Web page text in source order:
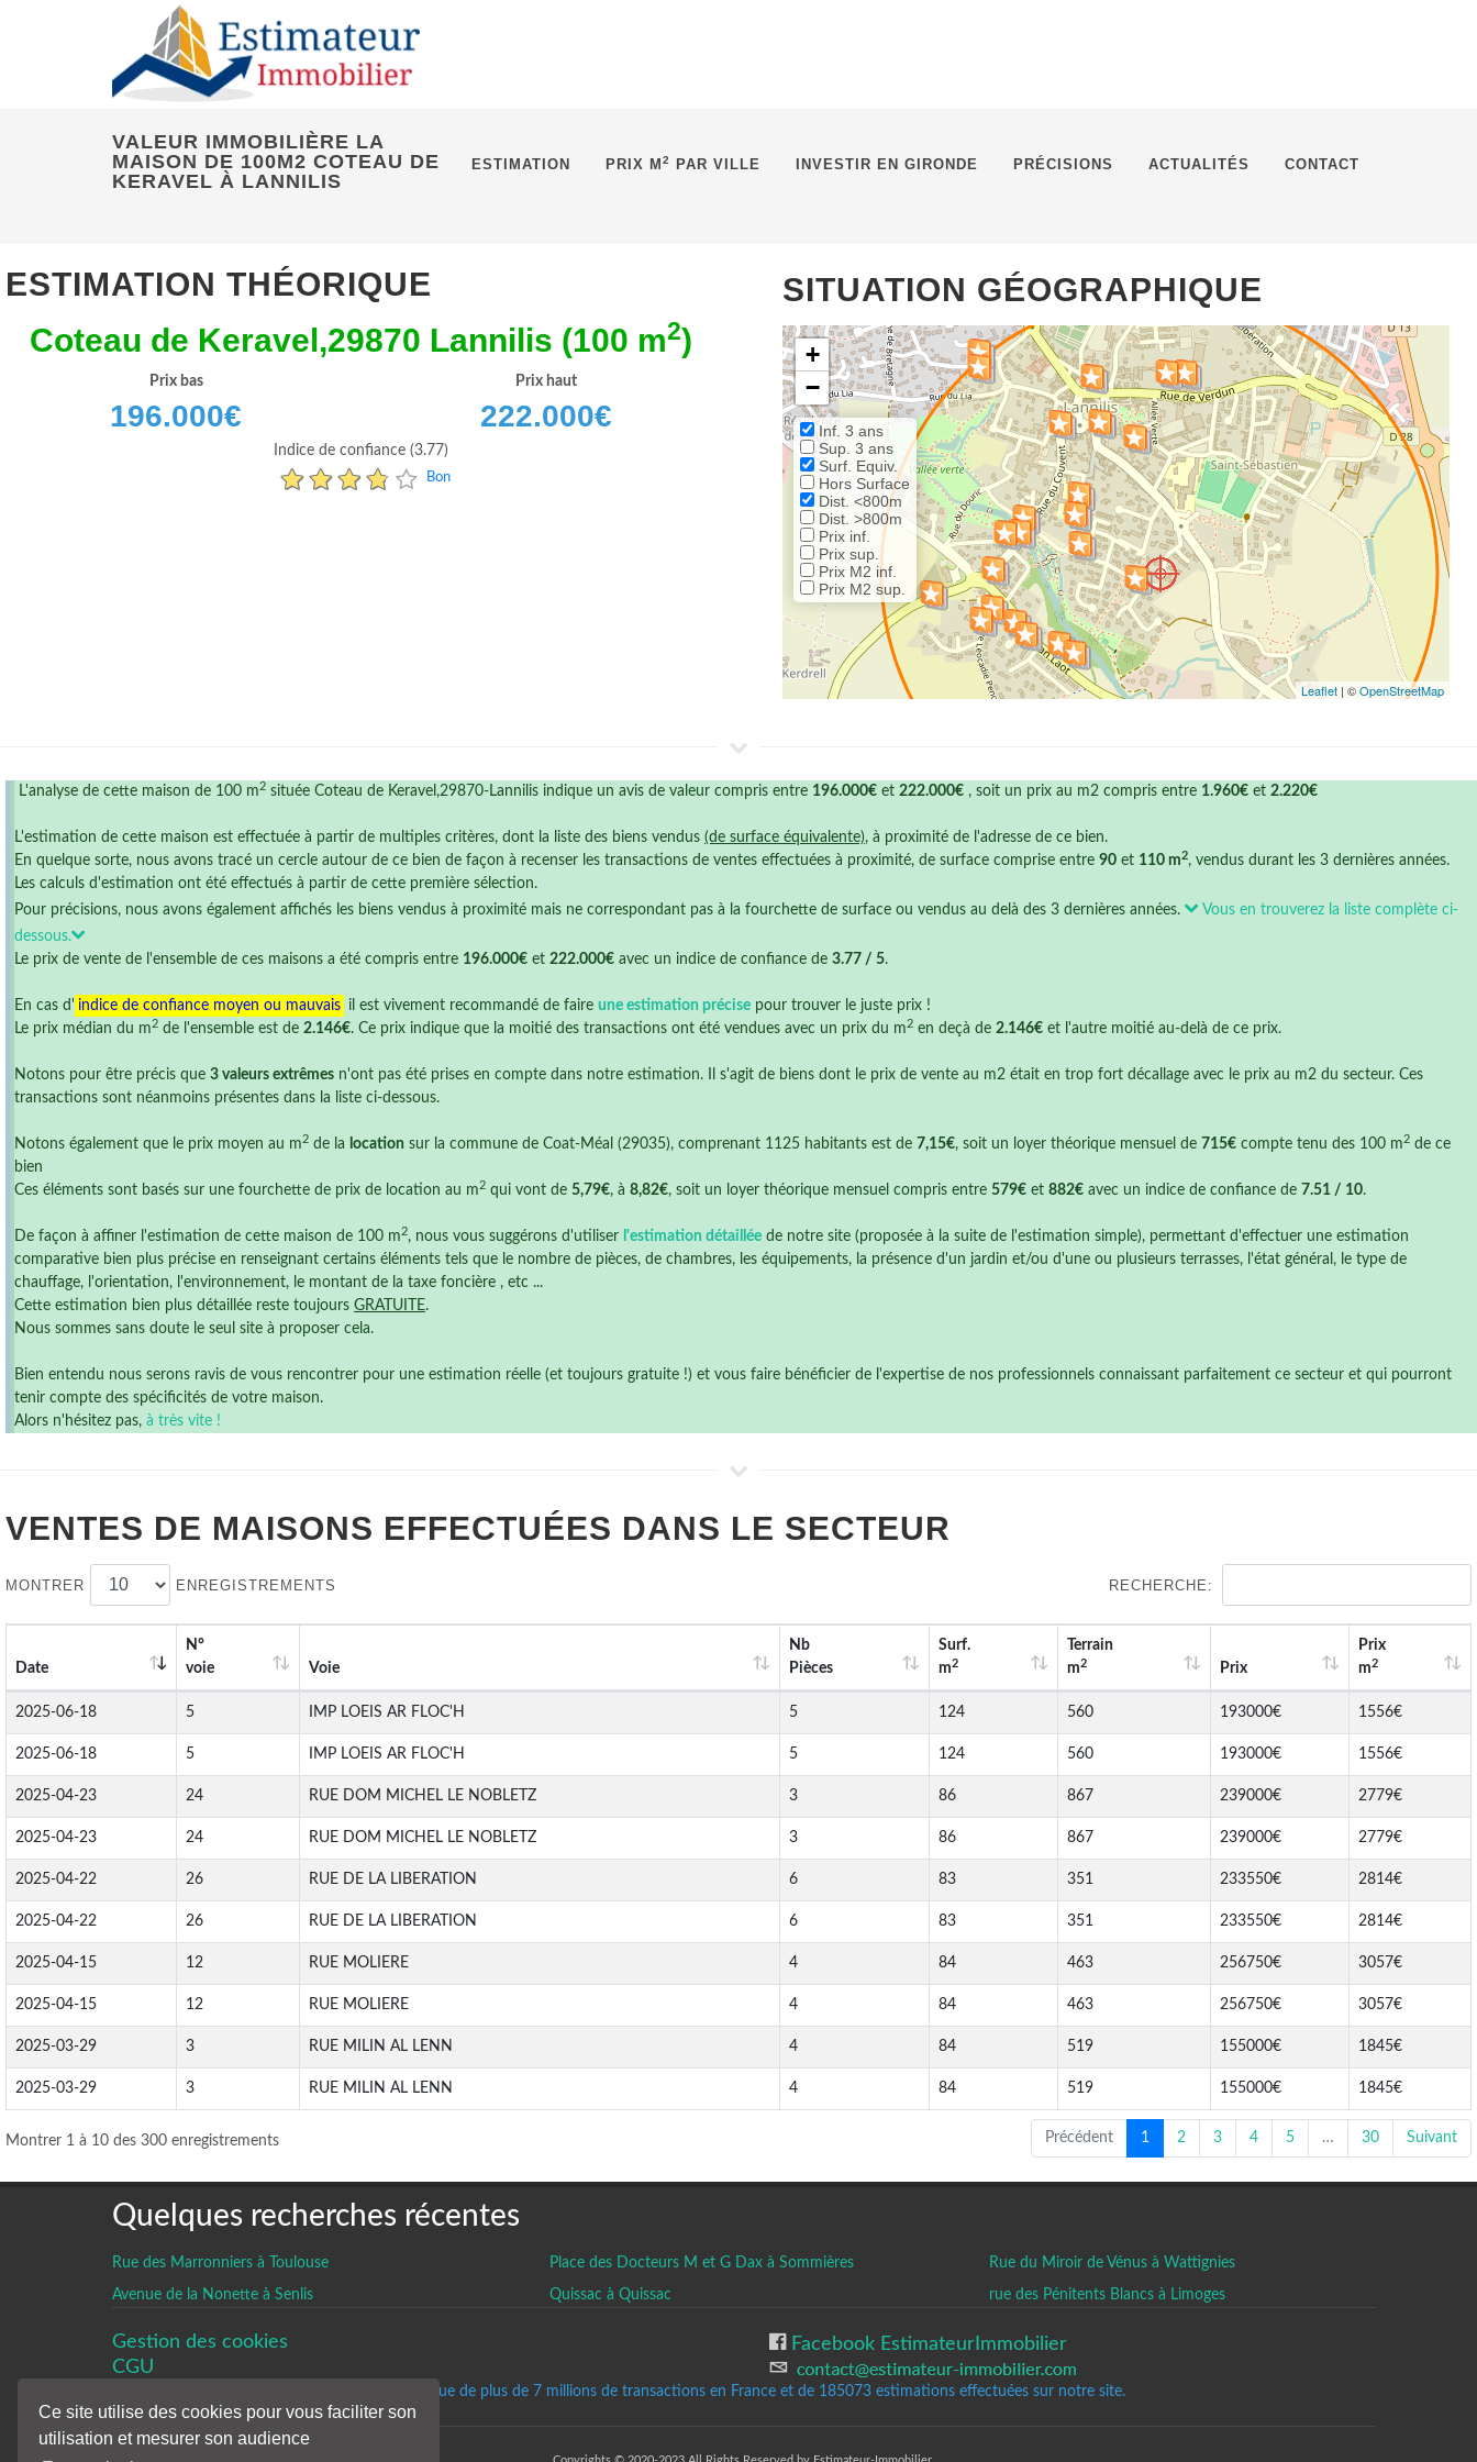
Ce site utilise des cookies pour vous faciliter son
utilisation et mesurer son audience
ESTIMATION PRIX M 2 PAR VILLE INVESTIR EN GIRONDE PRÉCISIONS ACTUALITÉS CONTACT
VALEUR IMMOBILIÈRE LA
MAISON DE 100M2 COTEAU DE
KERAVEL À LANNILIS
ESTIMATION THÉORIQUE
Coteau de Keravel,29870 Lannilis (100 m2)
Prix bas
196.000€
Prix haut
222.000€
Indice de confiance (3.77)
Bon
SITUATION GÉOGRAPHIQUE
+
−
Inf. 3 ans
Sup. 3 ans
Surf. Equiv.
Hors Surface
Dist. <800m
Dist. >800m
Prix inf.
Prix sup.
Prix M2 inf.
Prix M2 sup.
Leaflet | ©OpenStreetMap
L'analyse de cette maison de 100 m 2 située Coteau de Keravel,29870-Lannilis indique un avis de valeur compris entre 196.000€ et 222.000€ , soit un prix au m2 compris entre 1.960€ et 2.220€
L'estimation de cette maison est effectuée à partir de multiples critères, dont la liste des biens vendus (de surface équivalente), à proximité de l'adresse de ce bien.
En quelque sorte, nous avons tracé un cercle autour de ce bien de façon à recenser les transactions de ventes effectuées à proximité, de surface comprise entre 90 et 110 m2, vendus durant les 3 dernières années.
Les calculs d'estimation ont été effectués à partir de cette première sélection.
Pour précisions, nous avons également affichés les biens vendus à proximité mais ne correspondant pas à la fourchette de surface ou vendus au delà des 3 dernières années.
Vous en trouverez la liste complète ci-
dessous.
Le prix de vente de l'ensemble de ces maisons a été compris entre 196.000€ et 222.000€ avec un indice de confiance de 3.77 / 5.
En cas d' indice de confiance moyen ou mauvais il est vivement recommandé de faire une estimation précisepour trouver le juste prix !
Le prix médian du m 2 de l'ensemble est de 2.146€. Ce prix indique que la moitié des transactions ont été vendues avec un prix du m 2 en deçà de 2.146€ et l'autre moitié au-delà de ce prix.
Notons pour être précis que 3 valeurs extrêmes n'ont pas été prises en compte dans notre estimation. Il s'agit de biens dont le prix de vente au m2 était en trop fort décallage avec le prix au m2 du secteur. Ces
transactions sont néanmoins présentes dans la liste ci-dessous.
Notons également que le prix moyen au m 2 de la location sur la commune de Coat-Méal (29035), comprenant 1125 habitants est de 7,15€, soit un loyer théorique mensuel de 715€ compte tenu des 100 m 2 de ce
bien
Ces éléments sont basés sur une fourchette de prix de location au m 2 qui vont de 5,79€, à 8,82€, soit un loyer théorique mensuel compris entre 579€ et 882€ avec un indice de confiance de 7.51 / 10.
De façon à affiner l'estimation de cette maison de 100 m 2, nous vous suggérons d'utiliser l'estimation détaillée de notre site (proposée à la suite de l'estimation simple), permettant d'effectuer une estimation
comparative bien plus précise en renseignant certains éléments tels que le nombre de pièces, de chambres, les équipements, la présence d'un jardin et/ou d'une ou plusieurs terrasses, l'état général, le type de
chauffage, l'orientation, l'environnement, le montant de la taxe foncière , etc ...
Cette estimation bien plus détaillée reste toujours GRATUITE.
Nous sommes sans doute le seul site à proposer cela.
Bien entendu nous serons ravis de vous rencontrer pour une estimation réelle (et toujours gratuite !) et vous faire bénéficier de l'expertise de nos professionnels connaissant parfaitement ce secteur et qui pourront
tenir compte des spécificités de votre maison.
Alors n'hésitez pas, à très vite !
VENTES DE MAISONS EFFECTUÉES DANS LE SECTEUR
MONTRER ENREGISTREMENTS RECHERCHE:
Date
N°
voie
Voie
Nb
Pièces
Surf.
m2
Terrain
m2 Prix
Prix
m2
2025-06-18 5 IMP LOEIS AR FLOC'H 5 124 560 193000€ 1556€
2025-06-18 5 IMP LOEIS AR FLOC'H 5 124 560 193000€ 1556€
2025-04-23 24 RUE DOM MICHEL LE NOBLETZ 3 86 867 239000€ 2779€
2025-04-23 24 RUE DOM MICHEL LE NOBLETZ 3 86 867 239000€ 2779€
2025-04-22 26 RUE DE LA LIBERATION 6 83 351 233550€ 2814€
2025-04-22 26 RUE DE LA LIBERATION 6 83 351 233550€ 2814€
2025-04-15 12 RUE MOLIERE 4 84 463 256750€ 3057€
2025-04-15 12 RUE MOLIERE 4 84 463 256750€ 3057€
2025-03-29 3 RUE MILIN AL LENN 4 84 519 155000€ 1845€
2025-03-29 3 RUE MILIN AL LENN 4 84 519 155000€ 1845€
Montrer 1 à 10 des 300 enregistrements Précédent 1 2 3 4 5 … 30 Suivant
Quelques recherches récentes
Rue des Marronniers à Toulouse Place des Docteurs M et G Dax à Sommières Rue du Miroir de Vénus à Wattignies
Avenue de la Nonette à Senlis Quissac à Quissac rue des Pénitents Blancs à Limoges
Gestion des cookies
Facebook EstimateurImmobilier
CGU
Un historique de plus de 7 millions de transactions en France et de 185073estimations effectuées sur notre site.